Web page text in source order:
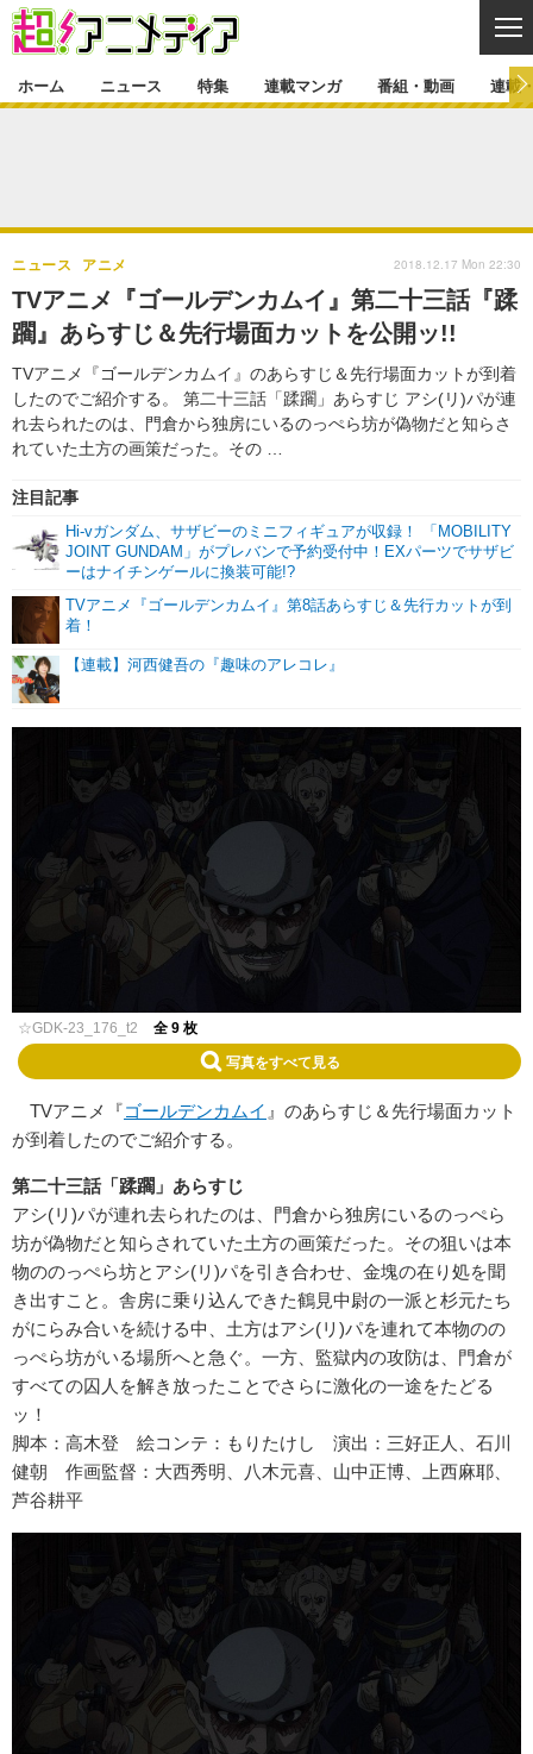
ゲーム・アプリ マンガ
グッズ イベント
声優 コスプレ
舞台 新帝スタ
特集一覧 カバー
ラキりす
連載マンガ
連載マンガ一覧 連載一覧
番組・動画一覧 ラジオ
動画
連載・ブログ
連載・ブログ一覧 コラム
編集部ブログ・お知らせ
ホーム ニュース 特集 連載マンガ 番組・動画 連載
TVアニメ『ゴールデンカムイ』第二十三話『蹂
躙』あらすじ＆先行場面カットを公開ッ!!
TVアニメ『ゴールデンカムイ』のあらすじ＆先行場面カットが到着
したのでご紹介する。 第二十三話「蹂躙」あらすじ アシ(リ)パが連
れ去られたのは、門倉から独房にいるのっぺら坊が偽物だと知らさ
れていた土方の画策だった。その …
ニュース アニメ
注目記事
Hi-vガンダム、サザビーのミニフィギュアが収録！ 「MOBILITY
JOINT GUNDAM」がプレバンで予約受付中！EXパーツでサザビ
ーはナイチンゲールに換装可能!?
TVアニメ『ゴールデンカムイ』第8話あらすじ＆先行カットが到
着！
【連載】河西健吾の『趣味のアレコレ』
2018.12.17 Mon 22:30
☆GDK-23_176_t2 全 9 枚
写真をすべて見る
TVアニメ『ゴールデンカムイ 』のあらすじ＆先行場面カット
が到着したのでご紹介する。
第二十三話「蹂躙」あらすじ
アシ(リ)パが連れ去られたのは、門倉から独房にいるのっぺら
坊が偽物だと知らされていた土方の画策だった。その狙いは本
物ののっぺら坊とアシ(リ)パを引き合わせ、金塊の在り処を聞
き出すこと。舎房に乗り込んできた鶴見中尉の一派と杉元たち
がにらみ合いを続ける中、土方はアシ(リ)パを連れて本物のの
っぺら坊がいる場所へと急ぐ。一方、監獄内の攻防は、門倉が
すべての囚人を解き放ったことでさらに激化の一途をたどる
ッ！
脚本：高木登 絵コンテ：もりたけし 演出：三好正人、石川
健朝 作画監督：大西秀明、八木元喜、山中正博、上西麻耶、
芦谷耕平